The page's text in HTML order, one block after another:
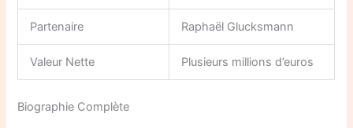
Partenaire Raphaël Glucksmann
Valeur Nette Plusieurs millions d’euros
Biographie Complète